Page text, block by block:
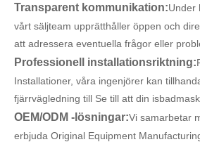
Transparent kommunikation:Under
vårt säljteam upprätthåller öppen och
att adressera eventuella frågor eller
Professionell installationsriktning:
Installationer, våra ingenjörer kan
fjärrvägledning till Se till att din
OEM/ODM -lösningar:Vi samarbetar
erbjuda Original Equipment